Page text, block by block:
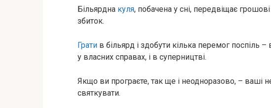
Більярдна куля, побачена у сні, передвіщає
збиток.
Грати в більярд і здобути кілька перемог поспіль –
у власних справах, і в суперництві.
Якщо ви програєте, так ще і неодноразово, – ваші
святкувати.